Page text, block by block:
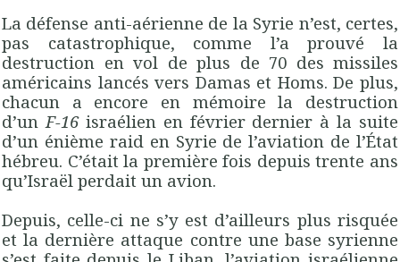
La défense anti-aérienne de la Syrie n’est, certes,
pas catastrophique, comme l’a prouvé la
destruction en vol de plus de 70 des missiles
américains lancés vers Damas et Homs. De plus,
chacun a encore en mémoire la destruction
d’un F-16israélien en février dernier à la suite
d’un énième raid en Syrie de l’aviation de l’État
hébreu. C’était la première fois depuis trente ans
qu’Israël perdait un avion.
Depuis, celle-ci ne s’y est d’ailleurs plus risquée
et la dernière attaque contre une base syrienne